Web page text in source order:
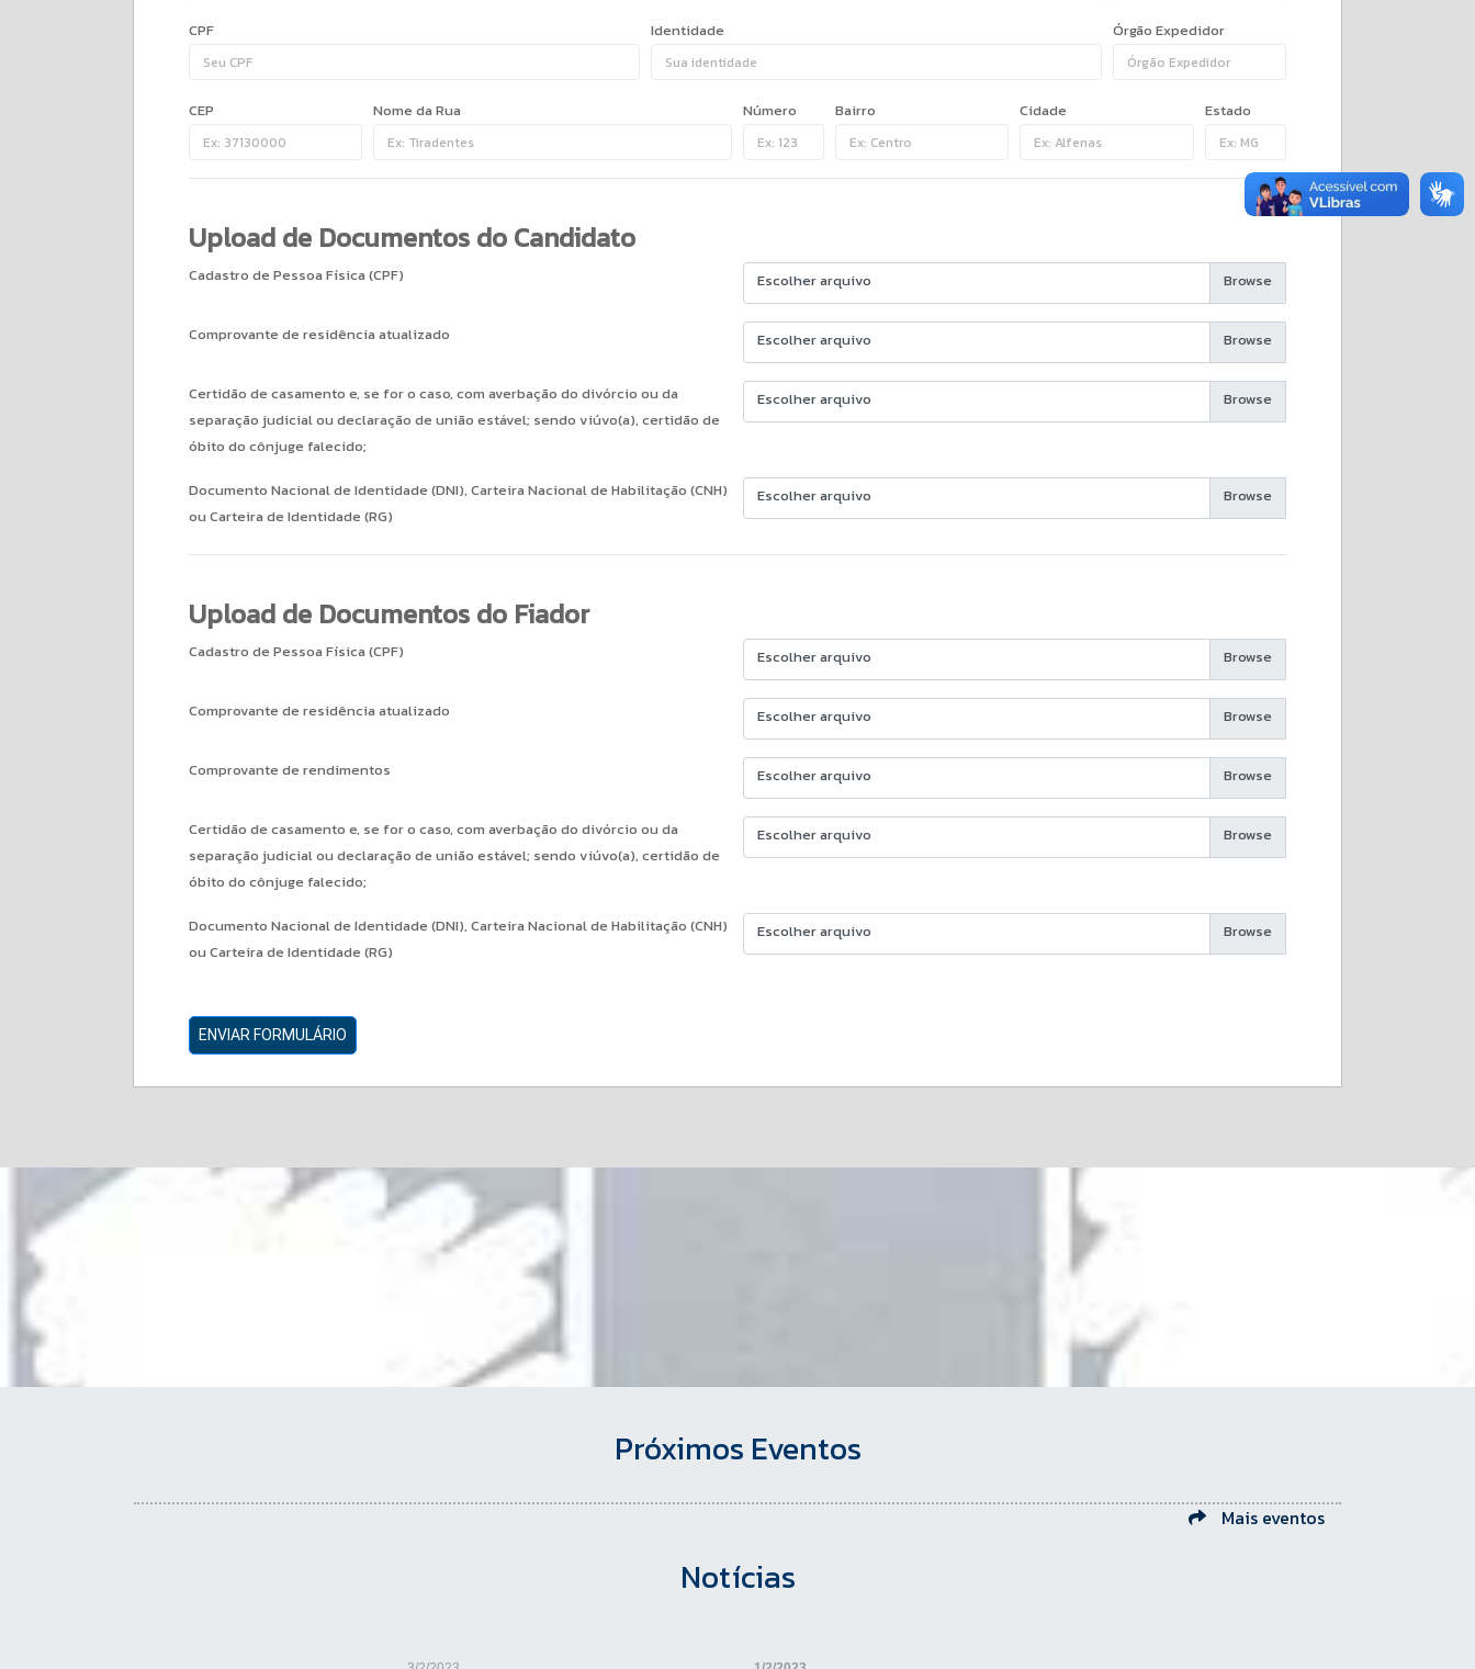
CPF Identidade Órgão Expedidor
CEP Nome da Rua Número Bairro Cidade Estado
Upload de Documentos do Candidato
Cadastro de Pessoa Física (CPF) Escolher arquivo
Comprovante de residência atualizado Escolher arquivo
Certidão de casamento e, se for o caso, com averbação do divórcio ou da
separação judicial ou declaração de união estável; sendo viúvo(a), certidão de
óbito do cônjuge falecido;
Escolher arquivo
Documento Nacional de Identidade (DNI), Carteira Nacional de Habilitação (CNH)
ou Carteira de Identidade (RG)
Escolher arquivo
Upload de Documentos do Fiador
Cadastro de Pessoa Física (CPF) Escolher arquivo
Comprovante de residência atualizado Escolher arquivo
Comprovante de rendimentos Escolher arquivo
Certidão de casamento e, se for o caso, com averbação do divórcio ou da
separação judicial ou declaração de união estável; sendo viúvo(a), certidão de
óbito do cônjuge falecido;
Escolher arquivo
Documento Nacional de Identidade (DNI), Carteira Nacional de Habilitação (CNH)
ou Carteira de Identidade (RG)
Escolher arquivo
ENVIAR FORMULÁRIO
Próximos Eventos
Mais eventos
Notícias